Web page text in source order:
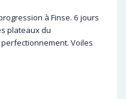
à Finse. 6 jours
plateaux du
Voiles